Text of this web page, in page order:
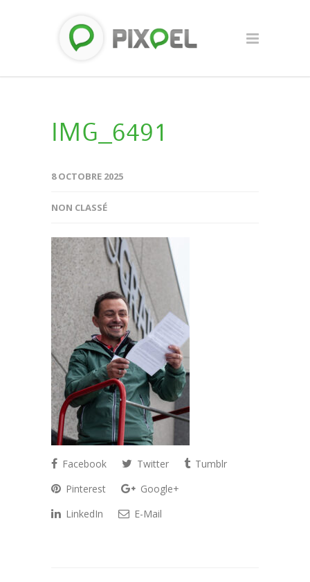
IMG_6491
8 OCTOBRE 2025
NON CLASSÉ
Facebook Twitter
Tumblr
Pinterest
Google+
LinkedIn
E-Mail